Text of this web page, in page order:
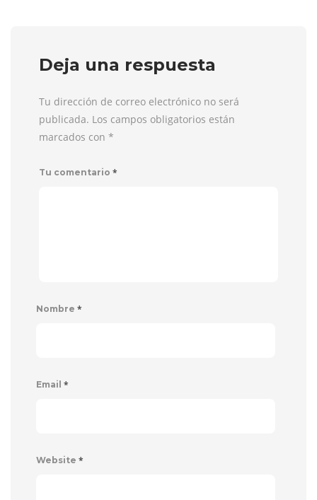
Deja una respuesta
Tu dirección de correo electrónico no será
publicada. Los campos obligatorios están
marcados con *
Tu comentario *
Nombre *
Email *
Website *